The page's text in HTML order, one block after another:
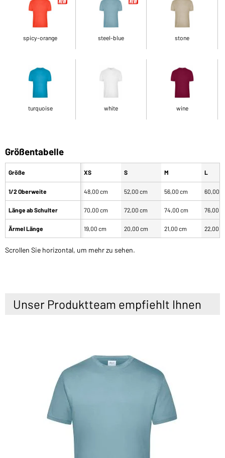
spicy-orange steel-blue stone
turquoise white wine
Größentabelle
Größe
1/2 Oberweite
Länge ab Schulter
Ärmel Länge
XS S M L
48,00 cm 52,00 cm 56,00 cm 60,00
70,00 cm 72,00 cm 74,00 cm 76,00
19,00 cm 20,00 cm 21,00 cm 22,00
Scrollen Sie horizontal, um mehr zu sehen.
Unser Produktteam empfiehlt Ihnen